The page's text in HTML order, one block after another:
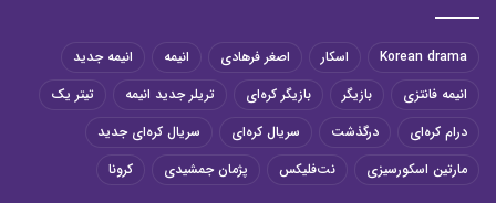
Korean drama اسکار اصغر فرهادی انیمه
انیمه جدید
انیمه فانتزی
بازیگر بازیگر کره‌ای تریلر جدید انیمه
تیتر یک
درام کره‌ای
درگذشت سریال کره‌ای
سریال کره‌ای جدید
مارتین اسکورسیزی
نت‌فلیکس پژمان جمشیدی کرونا